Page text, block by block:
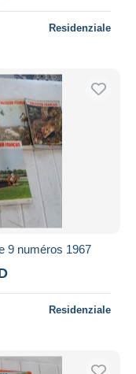
Residenziale
9 numéros 1967
Residenziale